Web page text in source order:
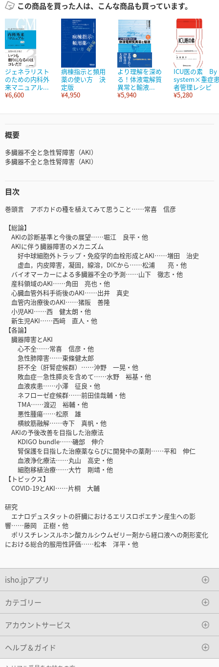
この商品を買った人は、こんな商品も買っています。
ジェネラリスト
のための内科外
来マニュアル...
¥6,600
病棟指示と頻用
薬の使い方 決
定版
¥4,950
より理解を深め
る！体液電解質
異常と輸液...
¥5,940
ICU医の素 By
system×重症
者管理レシピ
¥5,280
概要
多臓器不全と急性腎障害（AKI）
多臓器不全と急性腎障害（AKI）
目次
巻頭言 アボカドの種を植えてみて思うこと……常喜 信彦
【総論】
AKIの診断基準と今後の展望……堀江 良平・他
AKIに伴う臓器障害のメカニズム
好中球細胞外トラップ・免疫学的血栓形成とAKI……増田 治史
虚血，内皮障害，凝固，線溶，DICから……松浦 亮・他
バイオマーカーによる多臓器不全の予測……山下 徹志・他
産科領域のAKI……角田 亮也・他
心臓血管外科手術後のAKI……出井 真史
血管内治療後のAKI……猪阪 善隆
小児AKI……西 健太朗・他
新生児AKI……西﨑 直人・他
【各論】
臓器障害とAKI
心不全……常喜 信彦・他
急性肺障害……東條健太郎
肝不全（肝腎症候群）……沖野 一晃・他
敗血症―急性膵炎を含めて……水野 裕基・他
血液疾患……小澤 征良・他
ネフローゼ症候群……前田佳哉輔・他
TMA……渡辺 裕輔・他
悪性腫瘍……松原 雄
横紋筋融解……寺下 真帆・他
AKIの予後改善を目指した治療法
KDIGO bundle……磯部 伸介
腎保護を目指した治療薬ならびに開発中の薬剤……平和 伸仁
血液浄化療法……丸山 高史・他
細胞移植治療……大竹 剛靖・他
【トピックス】
COVID-19とAKI……片桐 大輔
研究
エナロデュスタットの肝臓におけるエリスロポエチン産生への影
響……藤岡 正樹・他
ポリスチレンスルホン酸カルシウムゼリー剤から経口液への剤形変化
における総合的服用性評価……松本 洋平・他
isho.jpアプリ
カテゴリー
アカウントサービス
ヘルプ＆ガイド